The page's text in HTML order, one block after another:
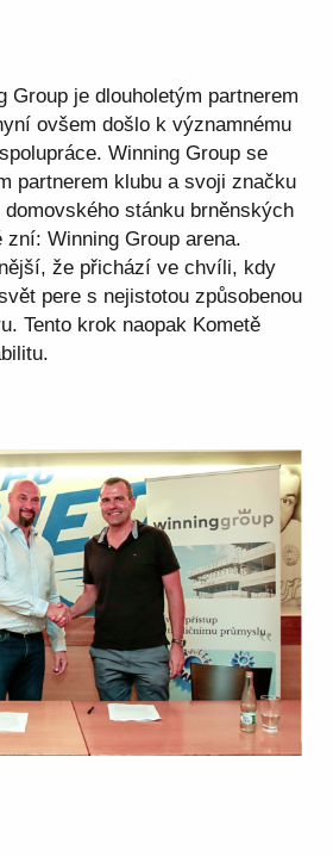
Group je dlouholetým partnerem
ovšem došlo k významnému
Winning Group se
partnerem klubu a svoji značku
stánku brněnských
zní: Winning Group arena.
že přichází ve chvíli, kdy
pere s nejistotou způsobenou
Tento krok naopak Kometě